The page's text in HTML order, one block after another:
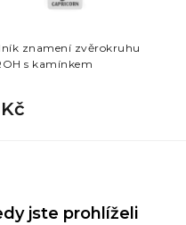
znamení zvěrokruhu
s kamínkem
jste prohlíželi